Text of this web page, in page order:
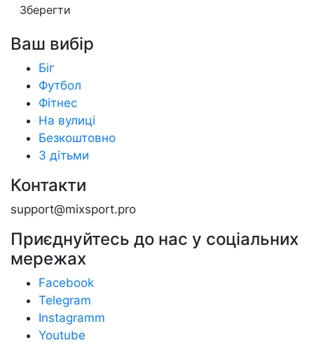
Зберегти
Ваш вибір
Біг
Футбол
Фітнес
На вулиці
Безкоштовно
З дітьми
Контакти
support@mixsport.pro
Приєднуйтесь до нас у соціальних
мережах
Facebook
Telegram
Instagramm
Youtube